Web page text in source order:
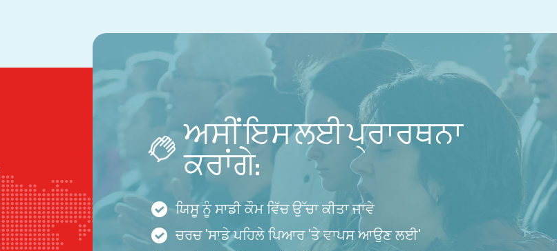
ਅਸੀਂ ਇਸ ਲਈ ਪ੍ਰਾਰਥਨਾ
ਕਰਾਂਗੇ:
ਯਿਸੂ ਨੂੰ ਸਾਡੀ ਕੌਮ ਵਿੱਚ ਉੱਚਾ ਕੀਤਾ ਜਾਵੇ
ਚਰਚ 'ਸਾਡੇ ਪਹਿਲੇ ਪਿਆਰ 'ਤੇ ਵਾਪਸ ਆਉਣ ਲਈ'